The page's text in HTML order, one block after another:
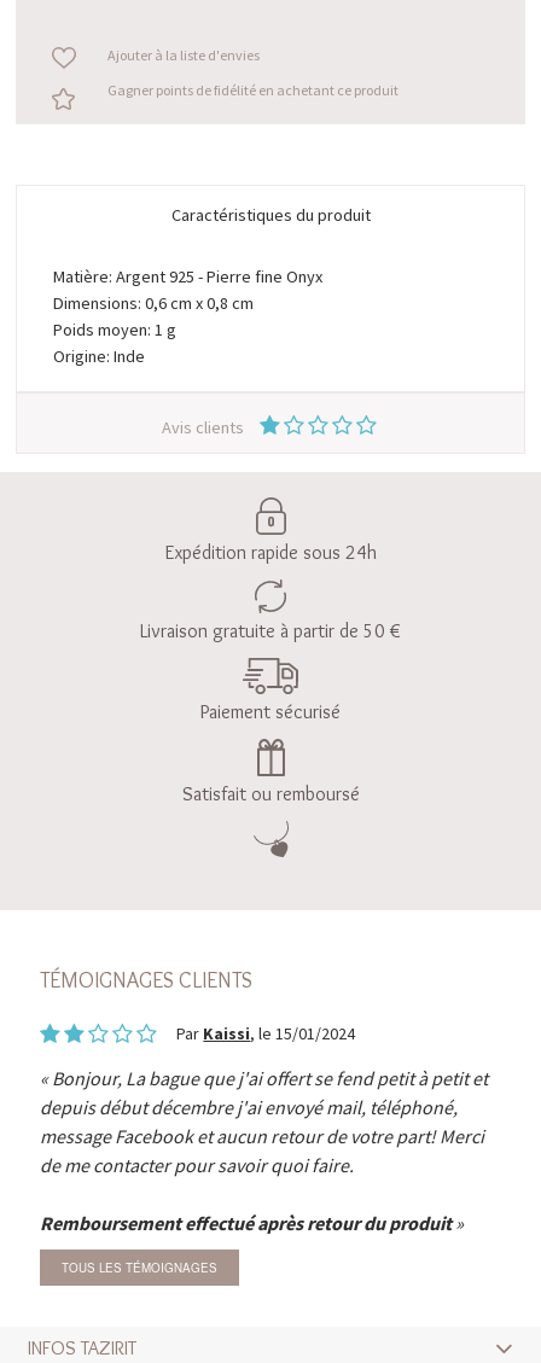
Ajouter à la liste d'envies
Gagner points de fidélité en achetant ce produit
Caractéristiques du produit
Matière: Argent 925 - Pierre fine Onyx
Dimensions: 0,6 cm x 0,8 cm
Poids moyen: 1 g
Origine: Inde
Avis clients
Expédition rapide sous 24h
Livraison gratuite à partir de 50 €
Paiement sécurisé
Satisfait ou remboursé
TÉMOIGNAGES CLIENTS
Par Kaissi, le 15/01/2024
Bonjour, La bague que j'ai offert se fend petit à petit et
depuis début décembre j'ai envoyé mail, téléphoné,
message Facebook et aucun retour de votre part! Merci
de me contacter pour savoir quoi faire.
Remboursement effectué après retour du produit
TOUS LES TÉMOIGNAGES
INFOS TAZIRIT